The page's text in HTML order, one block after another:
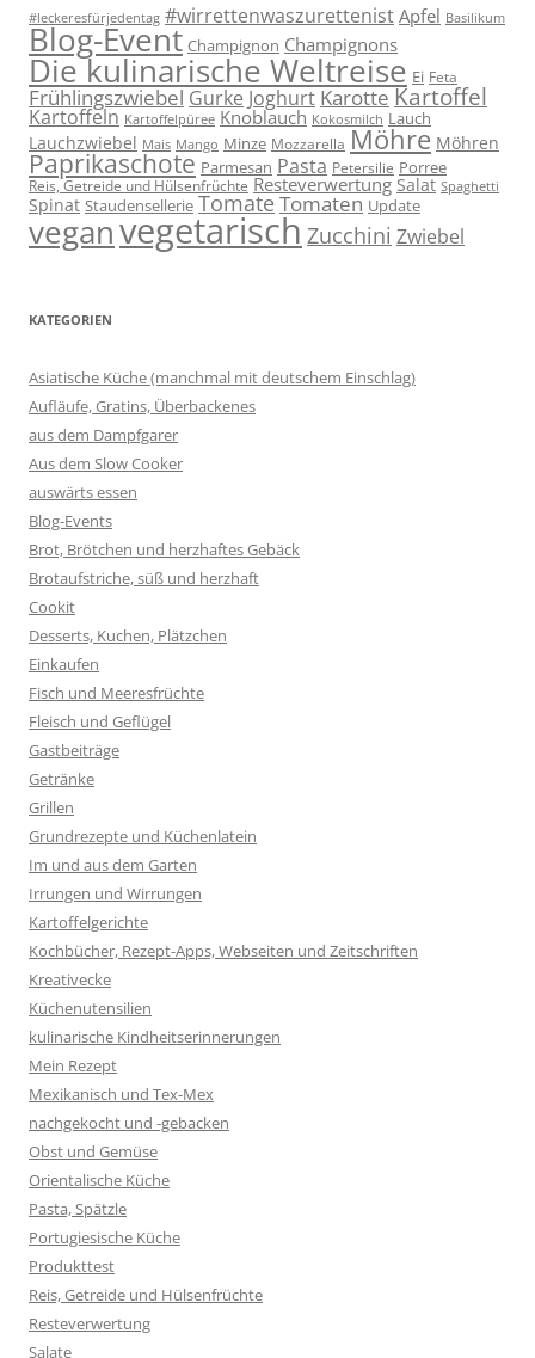
#leckeresfürjedentag #wirrettenwaszurettenist Apfel Basilikum
Blog-Event Champignon Champignons
Die kulinarische Weltreise Ei Feta
Frühlingszwiebel Gurke Joghurt Karotte Kartoffel
Kartoffeln Kartoffelpüree Knoblauch Kokosmilch Lauch
Lauchzwiebel Mais Mango Minze Mozzarella Möhre Möhren
Paprikaschote Parmesan Pasta Petersilie Porree
Reis, Getreide und Hülsenfrüchte Resteverwertung Salat Spaghetti
Spinat Staudensellerie TomateTomaten Update
veganvegetarischZucchini Zwiebel
KATEGORIEN
Asiatische Küche (manchmal mit deutschem Einschlag)
Aufläufe, Gratins, Überbackenes
aus dem Dampfgarer
Aus dem Slow Cooker
auswärts essen
Blog-Events
Brot, Brötchen und herzhaftes Gebäck
Brotaufstriche, süß und herzhaft
Cookit
Desserts, Kuchen, Plätzchen
Einkaufen
Fisch und Meeresfrüchte
Fleisch und Geflügel
Gastbeiträge
Getränke
Grillen
Grundrezepte und Küchenlatein
Im und aus dem Garten
Irrungen und Wirrungen
Kartoffelgerichte
Kochbücher, Rezept-Apps, Webseiten und Zeitschriften
Kreativecke
Küchenutensilien
kulinarische Kindheitserinnerungen
Mein Rezept
Mexikanisch und Tex-Mex
nachgekocht und -gebacken
Obst und Gemüse
Orientalische Küche
Pasta, Spätzle
Portugiesische Küche
Produkttest
Reis, Getreide und Hülsenfrüchte
Resteverwertung
Salate